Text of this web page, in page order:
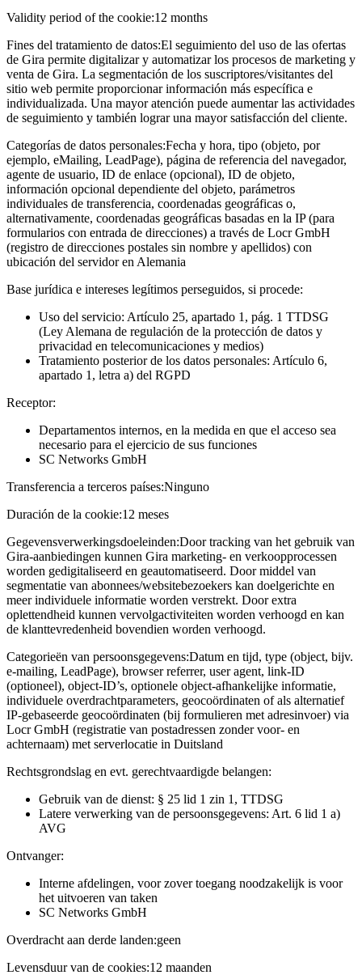
Validity period of the cookie:12 months
Fines del tratamiento de datos:El seguimiento del uso de las ofertas
de Gira permite digitalizar y automatizar los procesos de marketing y
venta de Gira. La segmentación de los suscriptores/visitantes del
sitio web permite proporcionar información más específica e
individualizada. Una mayor atención puede aumentar las actividades
de seguimiento y también lograr una mayor satisfacción del cliente.
Categorías de datos personales:Fecha y hora, tipo (objeto, por
ejemplo, eMailing, LeadPage), página de referencia del navegador,
agente de usuario, ID de enlace (opcional), ID de objeto,
información opcional dependiente del objeto, parámetros
individuales de transferencia, coordenadas geográficas o,
alternativamente, coordenadas geográficas basadas en la IP (para
formularios con entrada de direcciones) a través de Locr GmbH
(registro de direcciones postales sin nombre y apellidos) con
ubicación del servidor en Alemania
Base jurídica e intereses legítimos perseguidos, si procede:
Uso del servicio: Artículo 25, apartado 1, pág. 1 TTDSG
(Ley Alemana de regulación de la protección de datos y
privacidad en telecomunicaciones y medios)
Tratamiento posterior de los datos personales: Artículo 6,
apartado 1, letra a) del RGPD
Receptor:
Departamentos internos, en la medida en que el acceso sea
necesario para el ejercicio de sus funciones
SC Networks GmbH
Transferencia a terceros países:Ninguno
Duración de la cookie:12 meses
Gegevensverwerkingsdoeleinden:Door tracking van het gebruik van
Gira-aanbiedingen kunnen Gira marketing- en verkoopprocessen
worden gedigitaliseerd en geautomatiseerd. Door middel van
segmentatie van abonnees/websitebezoekers kan doelgerichte en
meer individuele informatie worden verstrekt. Door extra
oplettendheid kunnen vervolgactiviteiten worden verhoogd en kan
de klanttevredenheid bovendien worden verhoogd.
Categorieën van persoonsgegevens:Datum en tijd, type (object, bijv.
e-mailing, LeadPage), browser referrer, user agent, link-ID
(optioneel), object-ID’s, optionele object-afhankelijke informatie,
individuele overdrachtparameters, geocoördinaten of als alternatief
IP-gebaseerde geocoördinaten (bij formulieren met adresinvoer) via
Locr GmbH (registratie van postadressen zonder voor- en
achternaam) met serverlocatie in Duitsland
Rechtsgrondslag en evt. gerechtvaardigde belangen:
Gebruik van de dienst: § 25 lid 1 zin 1, TTDSG
Latere verwerking van de persoonsgegevens: Art. 6 lid 1 a)
AVG
Ontvanger:
Interne afdelingen, voor zover toegang noodzakelijk is voor
het uitvoeren van taken
SC Networks GmbH
Overdracht aan derde landen:geen
Levensduur van de cookies:12 maanden